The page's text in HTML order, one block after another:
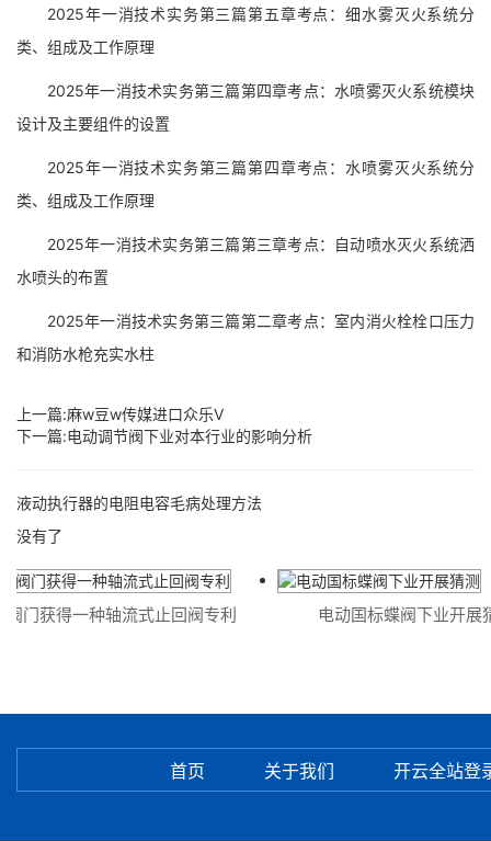
2025年一消技术实务第三篇第五章考点：细水雾灭火系统分
类、组成及工作原理
2025年一消技术实务第三篇第四章考点：水喷雾灭火系统模块
设计及主要组件的设置
2025年一消技术实务第三篇第四章考点：水喷雾灭火系统分
类、组成及工作原理
2025年一消技术实务第三篇第三章考点：自动喷水灭火系统洒
水喷头的布置
2025年一消技术实务第三篇第二章考点：室内消火栓栓口压力
和消防水枪充实水柱
上一篇:麻w豆w传媒进口众乐V
下一篇:电动调节阀下业对本行业的影响分析
液动执行器的电阻电容毛病处理方法
没有了
获得一种轴流式止回阀专利 电动国标蝶阀下业开展猜
首页 关于我们 开云全站登